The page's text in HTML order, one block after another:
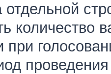
отдельной
количество
при